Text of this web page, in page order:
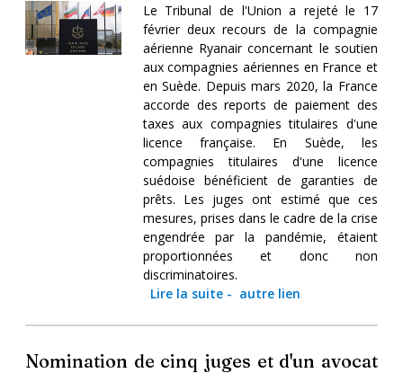
Le Tribunal de l'Union a rejeté le 17
février deux recours de la compagnie
aérienne Ryanair concernant le soutien
aux compagnies aériennes en France et
en Suède. Depuis mars 2020, la France
accorde des reports de paiement des
taxes aux compagnies titulaires d'une
licence française. En Suède, les
compagnies titulaires d'une licence
suédoise bénéficient de garanties de
prêts. Les juges ont estimé que ces
mesures, prises dans le cadre de la crise
engendrée par la pandémie, étaient
proportionnées et donc non
discriminatoires.
Lire la suite- autre lien
Nomination de cinq juges et d'un avocat